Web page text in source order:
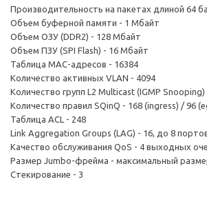
Производительность на пакетах длиной 64
Объем буферной памяти - 1 Мбайт
Объем ОЗУ (DDR2) - 128 Мбайт
Объем ПЗУ (SPI Flash) - 16 Мбайт
Таблица MAC-адресов - 16384
Количество активных VLAN - 4094
Количество групп L2 Multicast (IGMP Snooping)
Количество правил SQinQ - 168 (ingress) / 96
Таблица ACL - 248
Link Aggregation Groups (LAG) - 16, до 8
Качество обслуживания QoS - 4 выходных
Размер Jumbo-фрейма - максимальный
Стекирование - 3